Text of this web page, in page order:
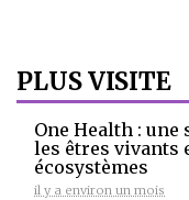
PLUS VISITE
One Health : une
les êtres vivants
écosystèmes
il y a environ un mois